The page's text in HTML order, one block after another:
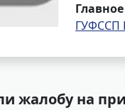
ГУФССП
жалобу на